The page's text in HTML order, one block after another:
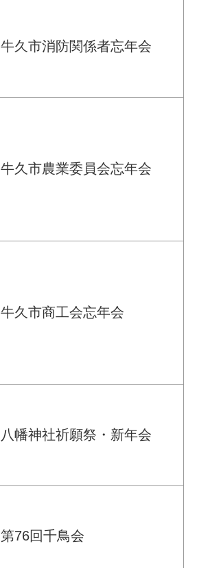
牛久市消防関係者忘年会
牛久市農業委員会忘年会
牛久市商工会忘年会
八幡神社祈願祭・新年会
第76回千鳥会